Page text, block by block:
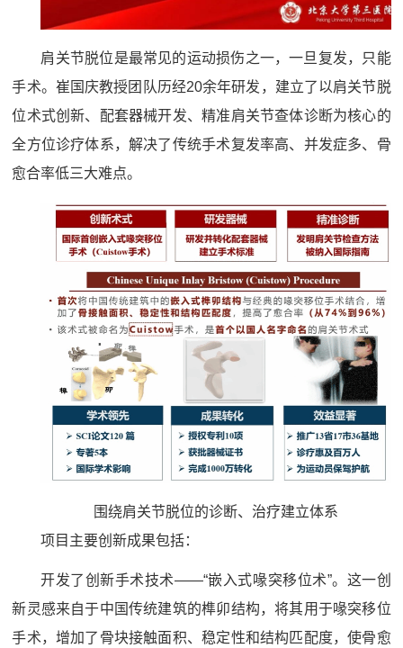
肩关节脱位是最常见的运动损伤之一，一旦复发，只能
手术。崔国庆教授团队历经20余年研发，建立了以肩关节脱
位术式创新、配套器械开发、精准肩关节查体诊断为核心的
全方位诊疗体系，解决了传统手术复发率高、并发症多、骨
愈合率低三大难点。
围绕肩关节脱位的诊断、治疗建立体系
项目主要创新成果包括：
开发了创新手术技术——“嵌入式喙突移位术”。这一创
新灵感来自于中国传统建筑的榫卯结构，将其用于喙突移位
手术，增加了骨块接触面积、稳定性和结构匹配度，使骨愈